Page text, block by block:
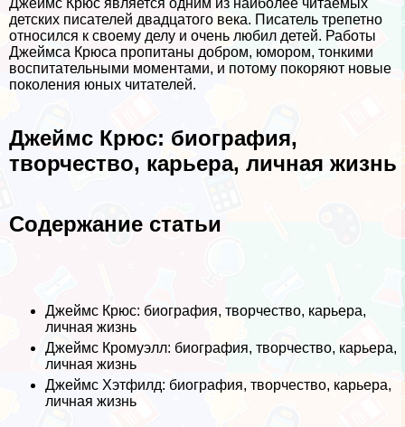
детских писателей двадцатого века. Писатель трепетно
относился к своему делу и очень любил детей. Работы
Джеймса Крюса пропитаны добром, юмором, тонкими
воспитательными моментами, и потому покоряют новые
поколения юных читателей.
Джеймс Крюс: биография,
творчество, карьера, личная жизнь
Содержание статьи
Джеймс Крюс: биография, творчество, карьера,
личная жизнь
Джеймс Кромуэлл: биография, творчество, карьера,
личная жизнь
Джеймс Хэтфилд: биография, творчество, карьера,
личная жизнь